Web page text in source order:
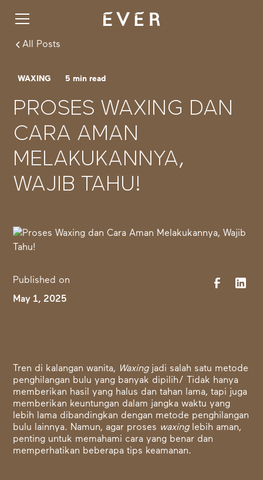
All Posts
WAXING 5 min read
PROSES WAXING DAN
CARA AMAN
MELAKUKANNYA,
WAJIB TAHU!
Published on
May 1, 2025
Tren di kalangan wanita, Waxingjadi salah satu metode
penghilangan bulu yang banyak dipilih/ Tidak hanya
memberikan hasil yang halus dan tahan lama, tapi juga
memberikan keuntungan dalam jangka waktu yang
lebih lama dibandingkan dengan metode penghilangan
bulu lainnya. Namun, agar proses waxinglebih aman,
penting untuk memahami cara yang benar dan
memperhatikan beberapa tips keamanan.